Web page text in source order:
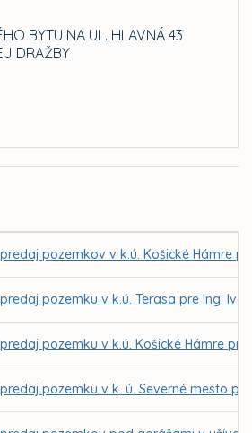
BYTU NA UL. HLAVNÁ 43
DRAŽBY
pozemkov v k.ú. Košické Hámre
pozemku v k.ú. Terasa pre Ing.
pozemku v k.ú. Košické Hámre
pozemku v k. ú. Severné mesto